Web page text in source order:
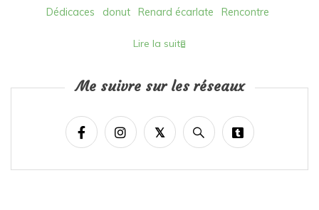
Dédicaces donut Renard écarlate Rencontre
Lire la suite
Me suivre sur les réseaux